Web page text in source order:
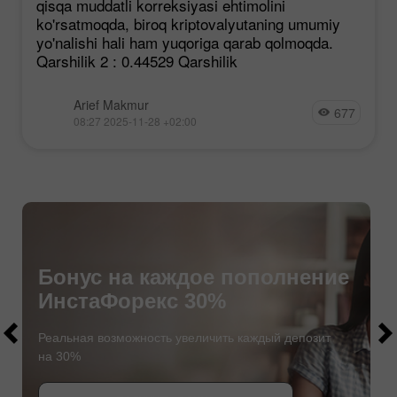
qisqa muddatli korreksiyasi ehtimolini
ko'rsatmoqda, biroq kriptovalyutaning umumiy
yo'nalishi hali ham yuqoriga qarab qolmoqda.
Qarshilik 2 : 0.44529 Qarshilik
Arief Makmur
08:27 2025-11-28 +02:00 677
Бонус на каждое пополнение
ИнстаФорекс 30%
Реальная возможность увеличить каждый депозит
на 30%